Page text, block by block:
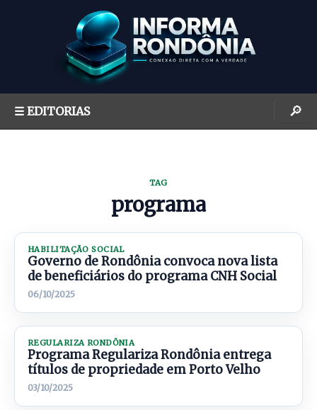
☰ EDITORIAS 🔎
TAG
programa
HABILITAÇÃO SOCIAL
Governo de Rondônia convoca nova lista
de beneficiários do programa CNH Social
06/10/2025
REGULARIZA RONDÔNIA
Programa Regulariza Rondônia entrega
títulos de propriedade em Porto Velho
03/10/2025